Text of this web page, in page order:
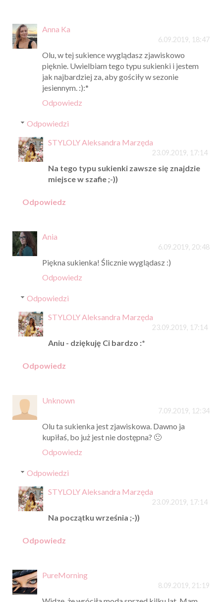
Anna Ka
6.09.2019, 18:47
Olu, w tej sukience wyglądasz zjawiskowo
pięknie. Uwielbiam tego typu sukienki i jestem
jak najbardziej za, aby gościły w sezonie
jesiennym. :):*
Odpowiedz
Odpowiedzi
STYLOLY Aleksandra Marzęda
23.09.2019, 17:14
Na tego typu sukienki zawsze się znajdzie
miejsce w szafie ;-))
Odpowiedz
Ania
6.09.2019, 20:48
Piękna sukienka! Ślicznie wyglądasz :)
Odpowiedz
Odpowiedzi
STYLOLY Aleksandra Marzęda
23.09.2019, 17:14
Aniu - dziękuję Ci bardzo :*
Odpowiedz
Unknown
7.09.2019, 12:34
Olu ta sukienka jest zjawiskowa. Dawno ja
kupiłaś, bo już jest nie dostępna? 🙁
Odpowiedz
Odpowiedzi
STYLOLY Aleksandra Marzęda
23.09.2019, 17:14
Na początku września ;-))
Odpowiedz
PureMorning
8.09.2019, 21:19